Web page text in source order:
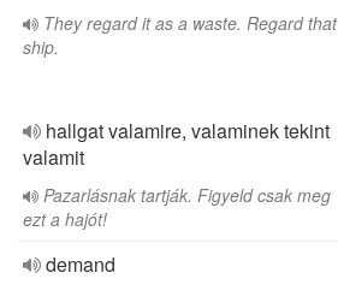
They regard it as a waste. Regard that
ship.
hallgat valamire, valaminek tekint
valamit
Pazarlásnak tartják. Figyeld csak meg
ezt a hajót!
demand